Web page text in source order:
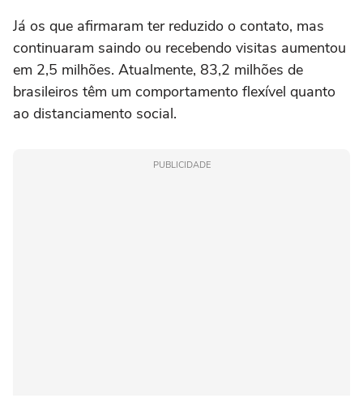
Já os que afirmaram ter reduzido o contato, mas
continuaram saindo ou recebendo visitas aumentou
em 2,5 milhões. Atualmente, 83,2 milhões de
brasileiros têm um comportamento flexível quanto
ao distanciamento social.
PUBLICIDADE